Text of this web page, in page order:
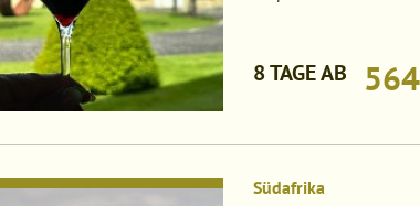
8 TAGE AB
Südafrika